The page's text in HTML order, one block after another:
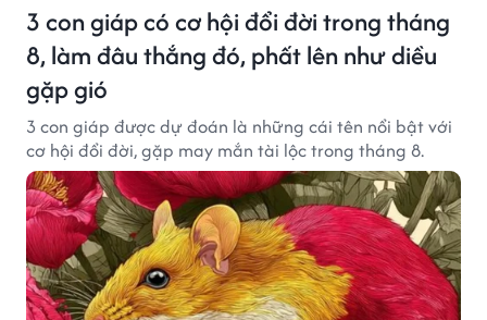
3 con giáp có cơ hội đổi đời trong tháng
8, làm đâu thắng đó, phất lên như diều
gặp gió
3 con giáp được dự đoán là những cái tên nổi bật với
cơ hội đổi đời, gặp may mắn tài lộc trong tháng 8.